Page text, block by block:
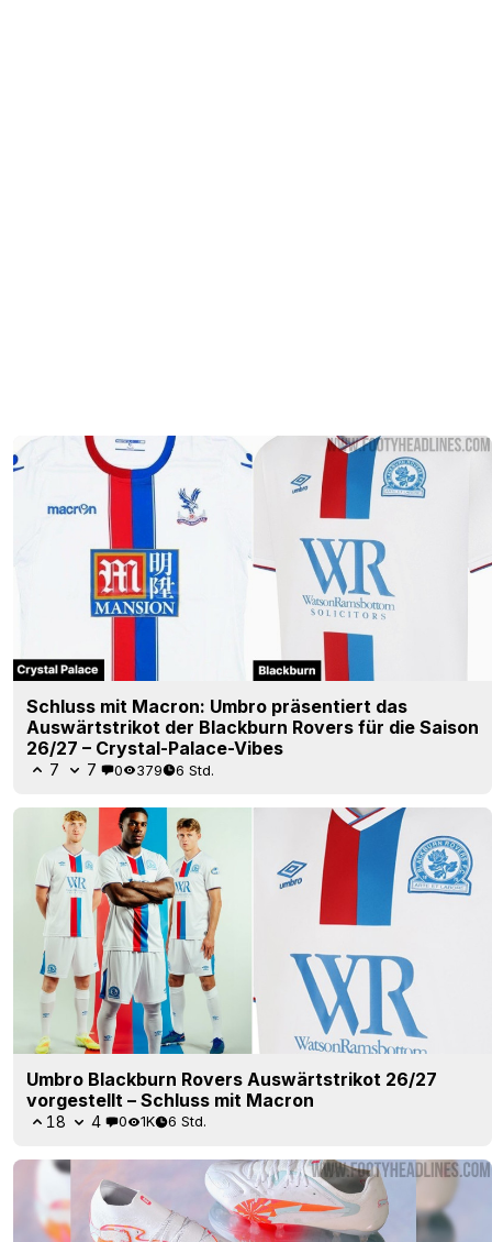
Schluss mit Macron: Umbro präsentiert das
Auswärtstrikot der Blackburn Rovers für die Saison
26/27 – Crystal-Palace-Vibes
7 7 0 379 6 Std.
Umbro Blackburn Rovers Auswärtstrikot 26/27
vorgestellt – Schluss mit Macron
18 4 0 1K 6 Std.